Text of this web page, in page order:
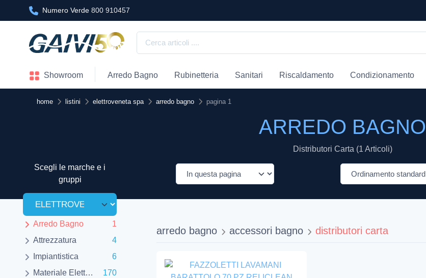
Numero Verde 800 910457
Showroom Arredo Bagno Rubinetteria Sanitari Riscaldamento Condizionamento
home listini elettroveneta spa arredo bagno pagina 1
ARREDO BAGNO
Distributori Carta (1 Articoli)
Scegli le marche e i
gruppi
Arredo Bagno
1
Attrezzatura
4
Impiantistica
6
Materiale Elettrico
170
arredo bagno accessori bagno distributori carta